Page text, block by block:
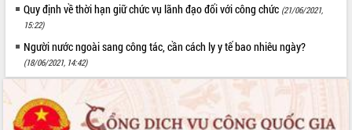
Quy định về thời hạn giữ chức vụ lãnh đạo đối với công chức (21/06/2021,
15:22)
Người nước ngoài sang công tác, cần cách ly y tế bao nhiêu ngày?
(18/06/2021, 14:42)